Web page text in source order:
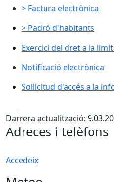
> Factura electrònica
> Padró d'habitants
Exercici del dret a la
Notificació electrònica
Sol·licitud d'accés a la
Darrera actualització:
Adreces i telèfons
Accedeix